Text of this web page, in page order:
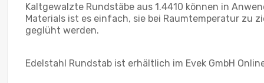
Kaltgewalzte Rundstäbe aus 1.4410 können in
Materials ist es einfach, sie bei Raumtemperatur zu
geglüht werden.
Edelstahl Rundstab ist erhältlich im Evek GmbH